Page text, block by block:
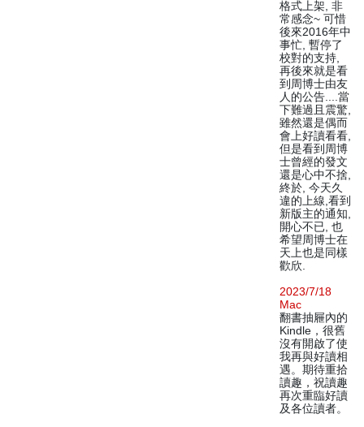
格式上架, 非
常感念~ 可惜
後來2016年中
事忙, 暫停了
校對的支持,
再後來就是看
到周博士由友
人的公告....當
下難過且震驚,
雖然還是偶而
會上好讀看看,
但是看到周博
士曾經的發文
還是心中不捨,
終於, 今天久
違的上線,看到
新版主的通知,
開心不已, 也
希望周博士在
天上也是同樣
歡欣.
2023/7/18
Mac
翻書抽屜內的
Kindle，很舊
沒有開啟了使
我再與好讀相
遇。期待重拾
讀趣，祝讀趣
再次重臨好讀
及各位讀者。